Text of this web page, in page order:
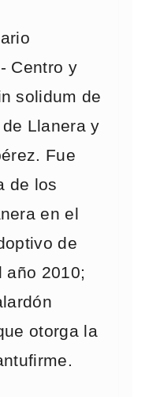
Centro y
solidum de
Llanera y
Fue
de los
en el
de
año 2010;
otorga la